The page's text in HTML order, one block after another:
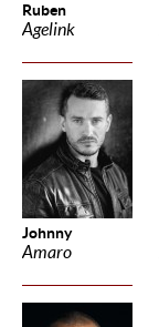
Ruben
Agelink
Johnny
Amaro